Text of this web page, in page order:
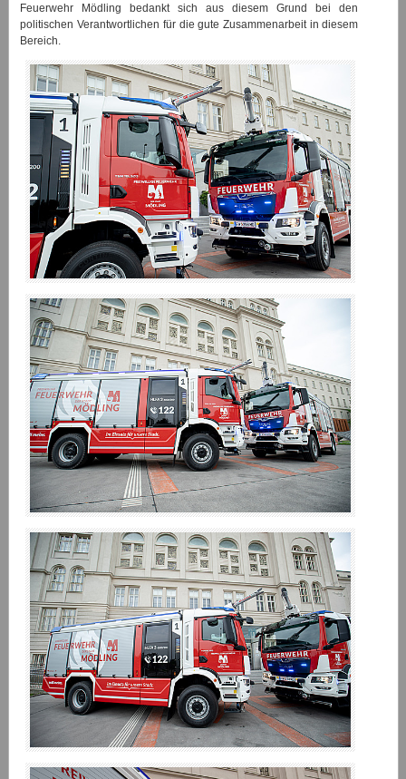
Feuerwehr Mödling bedankt sich aus diesem Grund bei den
politischen Verantwortlichen für die gute Zusammenarbeit in diesem
Bereich.